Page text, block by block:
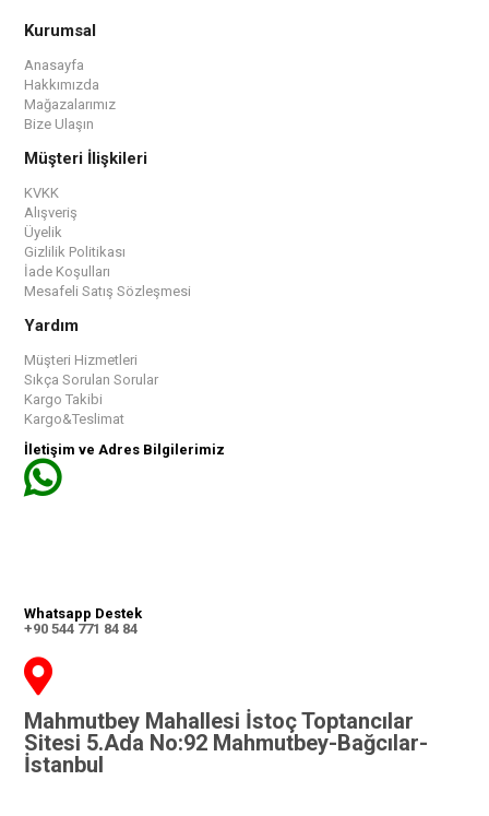
Kurumsal
Anasayfa
Hakkımızda
Mağazalarımız
Bize Ulaşın
Müşteri İlişkileri
KVKK
Alışveriş
Üyelik
Gizlilik Politikası
İade Koşulları
Mesafeli Satış Sözleşmesi
Yardım
Müşteri Hizmetleri
Sıkça Sorulan Sorular
Kargo Takibi
Kargo&Teslimat
İletişim ve Adres Bilgilerimiz
Whatsapp Destek
+90 544 771 84 84
Mahmutbey Mahallesi İstoç Toptancılar
Sitesi 5.Ada No:92 Mahmutbey-Bağcılar-
İstanbul